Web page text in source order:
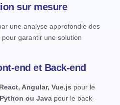
sur mesure
une analyse approfondie des
garantir une solution
end et Back-end
React, Angular, Vue.js pour le
ou Java pour le back-